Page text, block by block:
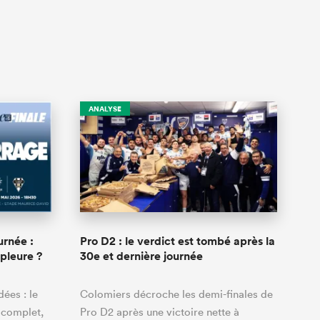
:
?
: le
ANALYSE
Pro D2 : le verdict est tombé après la
30e et dernière journée
Colomiers décroche les demi-finales de
Pro D2 après une victoire nette à